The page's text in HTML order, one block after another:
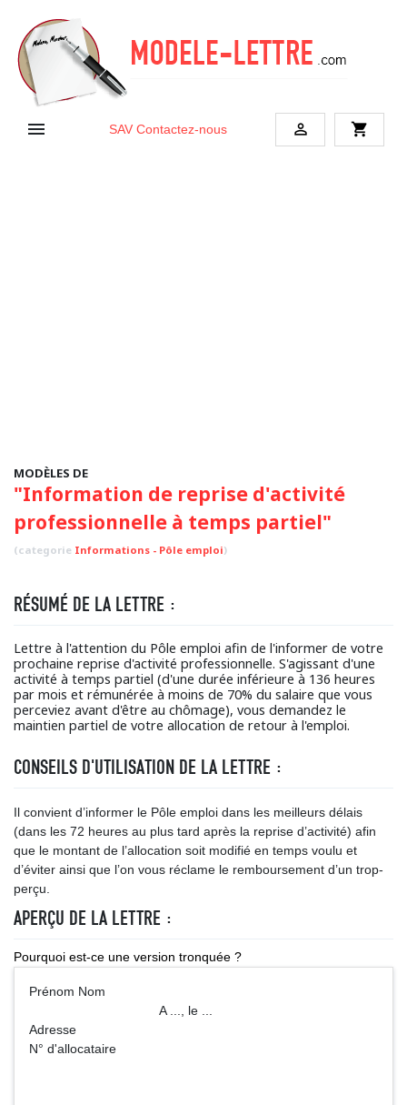
 SAV Contactez-nous  shopping_cart
MODÈLES DE
"Information de reprise d'activité
professionnelle à temps partiel"
(categorie Informations - Pôle emploi)
RÉSUMÉ DE LA LETTRE :
Lettre à l'attention du Pôle emploi afin de l'informer de votre
prochaine reprise d'activité professionnelle. S'agissant d'une
activité à temps partiel (d'une durée inférieure à 136 heures
par mois et rémunérée à moins de 70% du salaire que vous
perceviez avant d'être au chômage), vous demandez le
maintien partiel de votre allocation de retour à l'emploi.
CONSEILS D'UTILISATION DE LA LETTRE :
Il convient d’informer le Pôle emploi dans les meilleurs délais
(dans les 72 heures au plus tard après la reprise d’activité) afin
que le montant de l’allocation soit modifié en temps voulu et
d’éviter ainsi que l’on vous réclame le remboursement d’un trop-
perçu.
APERÇU DE LA LETTRE :
Pourquoi est-ce une version tronquée ?
Prénom Nom
A ..., le ...
Adresse
N° d'allocataire